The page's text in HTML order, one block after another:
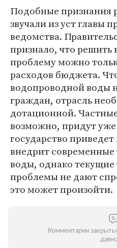
Подобные признания
звучали из уст главы
ведомства.
признало, что решить
проблему можно
расходов бюджета.
водопроводной воды
граждан, отрасль
дотационной.
возможно, придут уже
государство
внедрит современные
воды, однако
проблемы не дают
это может произойти.
Комментарии закрыты